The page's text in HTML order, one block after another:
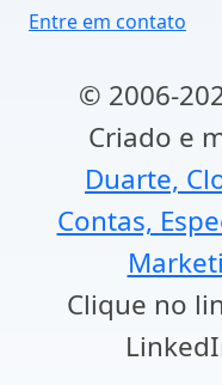
Entre em contato
© 2006-
Criado e
Duarte,
Contas,
Clique no